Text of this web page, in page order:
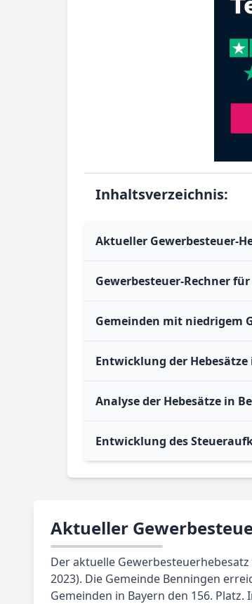
Inhaltsverzeichnis:
Aktueller Gewerbesteuer-
Gewerbesteuer-Rechner
Gemeinden mit niedrigem
Entwicklung der
Analyse der Hebesätze in
Entwicklung des
Aktueller
Der aktuelle
2023). Die Gemeinde Benningen
Gemeinden in Bayern den 156.